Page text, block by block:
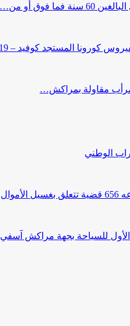
فوق أو من…
المستجد كوفيد – 19 ، بدون…
مرأب مقاولة بمراكش…
الوطني
الأول للسياحة بجهة مراكش آسفي